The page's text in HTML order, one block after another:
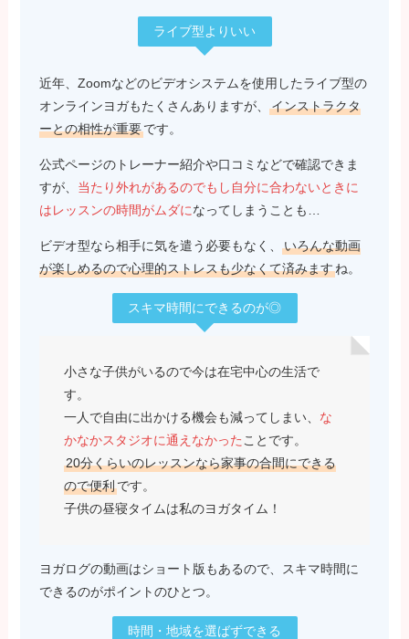
ライブ型よりいい
近年、Zoomなどのビデオシステムを使用したライブ型の
オンラインヨガもたくさんありますが、インストラクタ
ーとの相性が重要です。
公式ページのトレーナー紹介や口コミなどで確認できま
すが、 当たり外れがあるのでもし自分に合わないときに
はレッスンの時間がムダになってしまうことも…
ビデオ型なら相手に気を遣う必要もなく、いろんな動画
が楽しめるので心理的ストレスも少なくて済みますね。
スキマ時間にできるのが◎
小さな子供がいるので今は在宅中心の生活で
す。
一人で自由に出かける機会も減ってしまい、 な
かなかスタジオに通えなかった ことです。
20分くらいのレッスンなら家事の合間にできる
ので便利です。
子供の昼寝タイムは私のヨガタイム！
ヨガログの動画はショート版もあるので、スキマ時間に
できるのがポイントのひとつ。
時間・地域を選ばずできる